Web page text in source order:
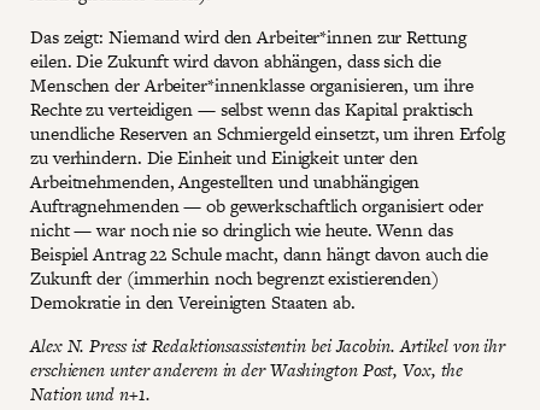
Das zeigt: Niemand wird den Arbeiter*innen zur Rettung
eilen. Die Zukunft wird davon abhängen, dass sich die
Menschen der Arbeiter*innenklasse organisieren, um ihre
Rechte zu verteidigen — selbst wenn das Kapital praktisch
unendliche Reserven an Schmiergeld einsetzt, um ihren Erfolg
zu verhindern. Die Einheit und Einigkeit unter den
Arbeitnehmenden, Angestellten und unabhängigen
Auftragnehmenden — ob gewerkschaftlich organisiert oder
nicht — war noch nie so dringlich wie heute. Wenn das
Beispiel Antrag 22 Schule macht, dann hängt davon auch die
Zukunft der (immerhin noch begrenzt existierenden)
Demokratie in den Vereinigten Staaten ab.
Alex N. Press ist Redaktionsassistentin bei Jacobin. Artikel von ihr
erschienen unter anderem in der Washington Post, Vox, the
Nation und n+1.